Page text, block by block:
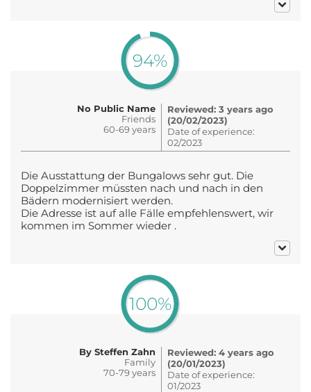
94%
No Public Name
Friends
60-69 years
Reviewed: 3 years ago
(20/02/2023)
Date of experience:
02/2023
Die Ausstattung der Bungalows sehr gut. Die
Doppelzimmer müssten nach und nach in den
Bädern modernisiert werden.
Die Adresse ist auf alle Fälle empfehlenswert, wir
kommen im Sommer wieder .
100%
By Steffen Zahn
Family
70-79 years
Reviewed: 4 years ago
(20/01/2023)
Date of experience:
01/2023